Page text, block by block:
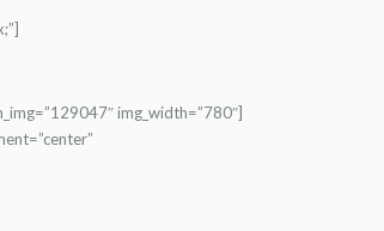
img_width=”780″]